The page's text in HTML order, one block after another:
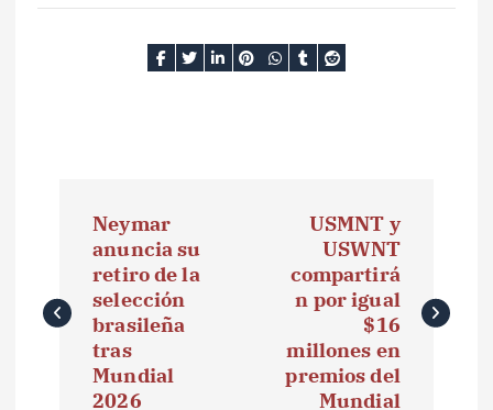
v
e
Neymar
anuncia su
retiro de la
selección
brasileña
tras
Mundial
2026
USMNT y
USWNT
compartirá
n por igual
$16
millones en
premios del
Mundial